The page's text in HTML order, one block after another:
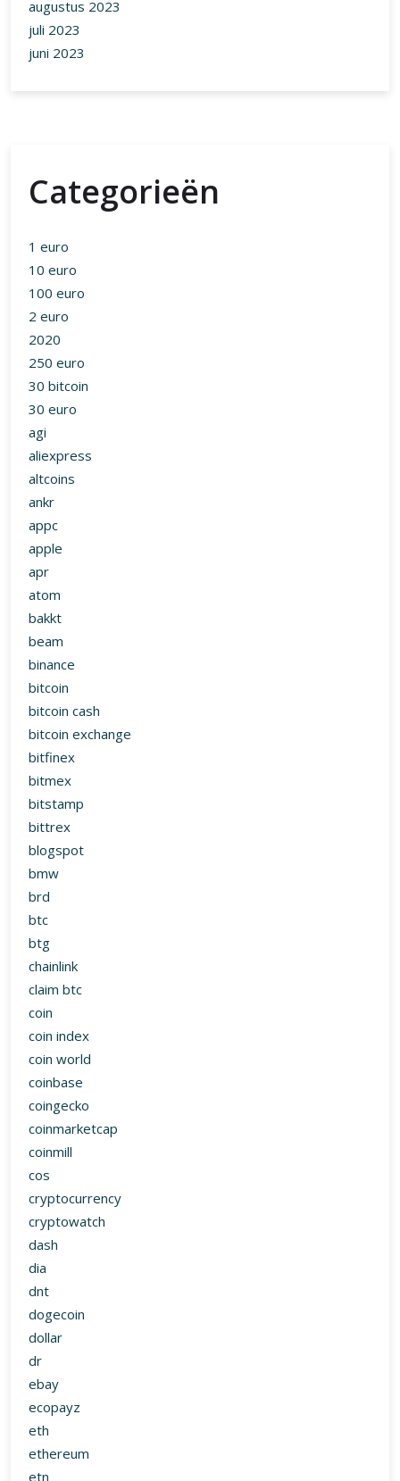
Categorieën
250 euro
agi
aliexpress
altcoins
ankr
appc
apple
apr
atom
bakkt
beam
binance
bitcoin
bitcoin cash
bitcoin exchange
bitfinex
bitmex
bitstamp
bittrex
blogspot
bmw
brd
btc
btg
chainlink
claim btc
coin
coin index
coin world
coinbase
coingecko
coinmarketcap
coinmill
cos
cryptocurrency
cryptowatch
dash
dia
dnt
dogecoin
dollar
dr
ebay
ecopayz
eth
ethereum
etn
etoro
eu
eur
euro
free btc
gdax
google